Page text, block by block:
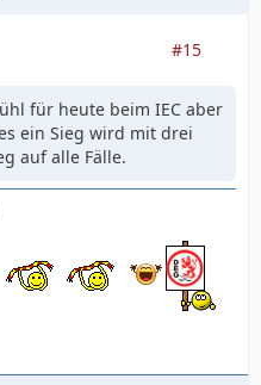
#15
für heute beim IEC aber
ein Sieg wird mit drei
auf alle Fälle.